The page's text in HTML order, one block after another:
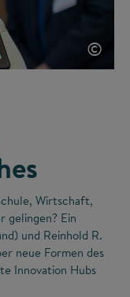
©
Wirtschaft,
gelingen? Ein
und Reinhold R.
neue Formen des
Innovation Hubs